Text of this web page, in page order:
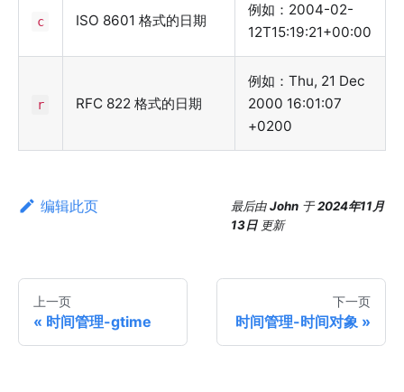
c ISO 8601 格式的日期
例如：2004-02-
12T15:19:21+00:00
r RFC 822 格式的日期
例如：Thu, 21 Dec
2000 16:01:07
+0200
编辑此页 最后由John 于2024年11月
13日 更新
上一页
时间管理-gtime
下一页
时间管理-时间对象